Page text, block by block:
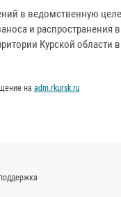
в ведомственную
и распространения
Курской области в
на adm.rkursk.ru